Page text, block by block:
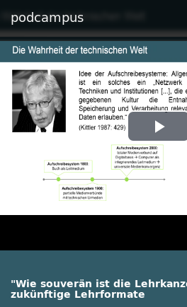
podcampus
"Wie souverän ist die
zukünftige Lehrformate